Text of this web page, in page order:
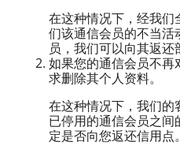
在这种情况下，经我
们该通信会员的不当
员，我们可以向其返还
如果您的通信会员不
求删除其个人资料。
在这种情况下，我们
已停用的通信会员之
定是否向您返还信用点。